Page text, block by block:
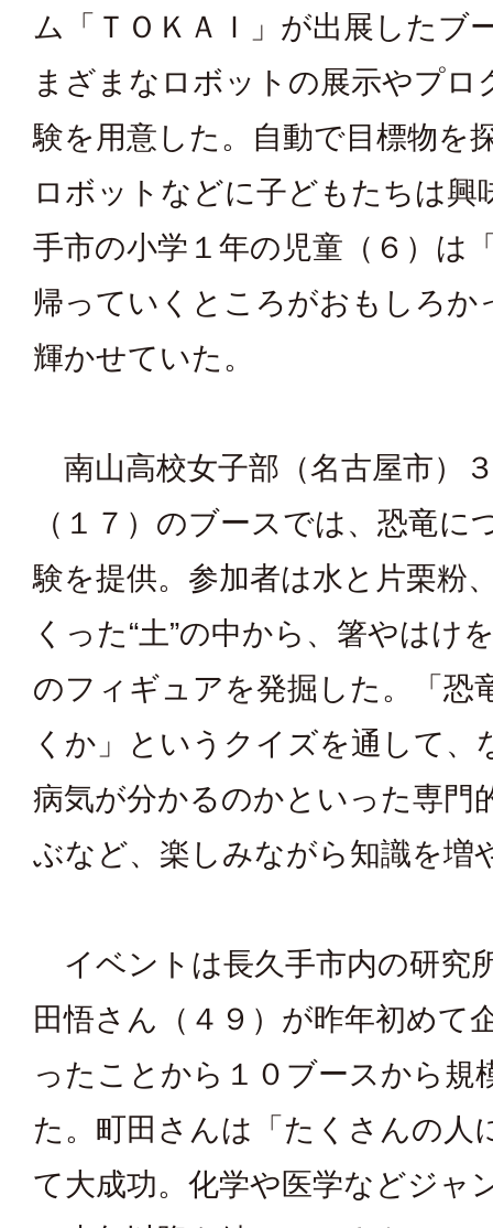
ム「ＴＯＫＡＩ」が出展したブ
まざまなロボットの展示やプロ
験を用意した。自動で目標物を
ロボットなどに子どもたちは興
手市の小学１年の児童（６）は
帰っていくところがおもしろか
輝かせていた。
南山高校女子部（名古屋市）
（１７）のブースでは、恐竜に
験を提供。参加者は水と片栗粉
くった“土”の中から、箸やはけ
のフィギュアを発掘した。「恐
くか」というクイズを通して、
病気が分かるのかといった専門
ぶなど、楽しみながら知識を増
イベントは長久手市内の研究
田悟さん（４９）が昨年初めて
ったことから１０ブースから規
た。町田さんは「たくさんの人
て大成功。化学や医学などジャ